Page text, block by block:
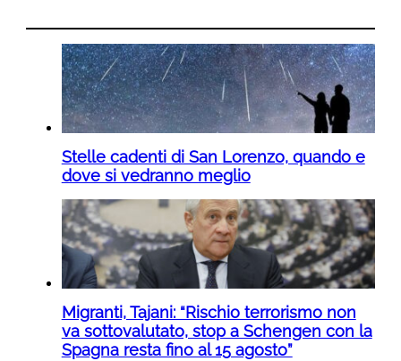
Stelle cadenti di San Lorenzo, quando e
dove si vedranno meglio
Migranti, Tajani: “Rischio terrorismo non
va sottovalutato, stop a Schengen con la
Spagna resta fino al 15 agosto”